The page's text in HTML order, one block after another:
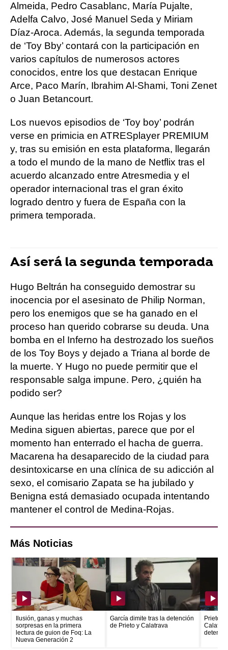
Almeida, Pedro Casablanc, María Pujalte,
Adelfa Calvo, José Manuel Seda y Miriam
Díaz-Aroca. Además, la segunda temporada
de ‘Toy Bby’ contará con la participación en
varios capítulos de numerosos actores
conocidos, entre los que destacan Enrique
Arce, Paco Marín, Ibrahim Al-Shami, Toni Zenet
o Juan Betancourt.
Los nuevos episodios de ‘Toy boy’ podrán
verse en primicia en ATRESplayer PREMIUM
y, tras su emisión en esta plataforma, llegarán
a todo el mundo de la mano de Netflix tras el
acuerdo alcanzado entre Atresmedia y el
operador internacional tras el gran éxito
logrado dentro y fuera de España con la
primera temporada.
Así será la segunda temporada
Hugo Beltrán ha conseguido demostrar su
inocencia por el asesinato de Philip Norman,
pero los enemigos que se ha ganado en el
proceso han querido cobrarse su deuda. Una
bomba en el Inferno ha destrozado los sueños
de los Toy Boys y dejado a Triana al borde de
la muerte. Y Hugo no puede permitir que el
responsable salga impune. Pero, ¿quién ha
podido ser?
Aunque las heridas entre los Rojas y los
Medina siguen abiertas, parece que por el
momento han enterrado el hacha de guerra.
Macarena ha desaparecido de la ciudad para
desintoxicarse en una clínica de su adicción al
sexo, el comisario Zapata se ha jubilado y
Benigna está demasiado ocupada intentando
mantener el control de Medina-Rojas.
Más Noticias
Ilusión, ganas y muchas
sorpresas en la primera
lectura de guion de Foq: La
Nueva Generación 2
García dimite tras la detención
de Prieto y Calatrava
Prieto